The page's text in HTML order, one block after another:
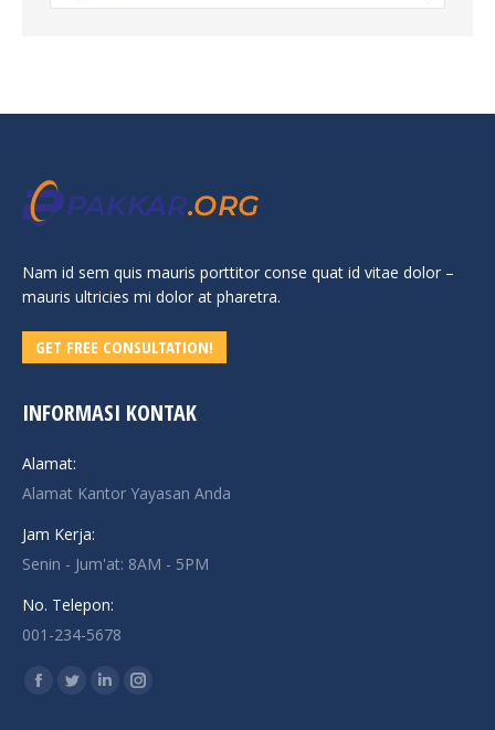
Nam id sem quis mauris porttitor conse quat id vitae dolor –
mauris ultricies mi dolor at pharetra.
GET FREE CONSULTATION!
INFORMASI KONTAK
Alamat:
Alamat Kantor Yayasan Anda
Jam Kerja:
Senin - Jum'at: 8AM - 5PM
No. Telepon:
001-234-5678
Find us on:
Facebook
TwitterLinkedinInstagram